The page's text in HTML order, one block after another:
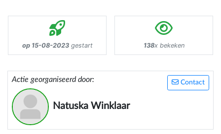
op 15-08-2023gestart 138x bekeken
Contact
Actie georganiseerd door:
Natuska Winklaar